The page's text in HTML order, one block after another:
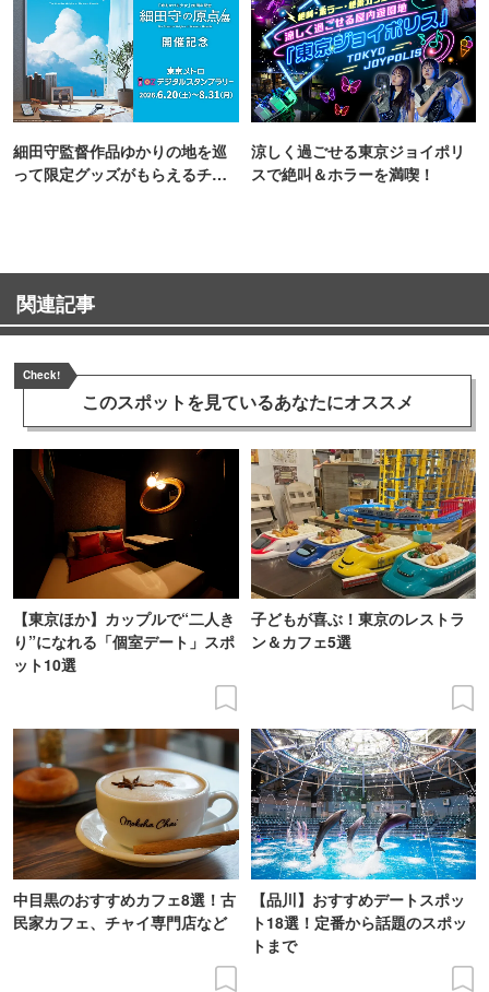
細田守監督作品ゆかりの地を巡
って限定グッズがもらえるチャ
涼しく過ごせる東京ジョイポリ
スで絶叫＆ホラーを満喫！
関連記事
Check!
このスポットを見ているあなたにオススメ
【東京ほか】カップルで“二人き
り”になれる「個室デート」スポ
ット10選
子どもが喜ぶ！東京のレストラ
ン＆カフェ5選
中目黒のおすすめカフェ8選！古
民家カフェ、チャイ専門店など
【品川】おすすめデートスポッ
ト18選！定番から話題のスポッ
トまで